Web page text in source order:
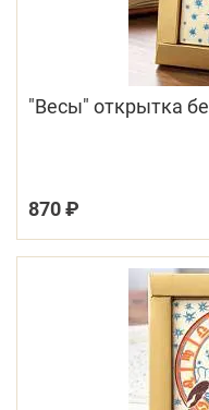
"Весы" открытка
870 ₽